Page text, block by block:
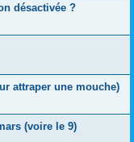
désactivée ?
attraper une mouche)
(voire le 9)